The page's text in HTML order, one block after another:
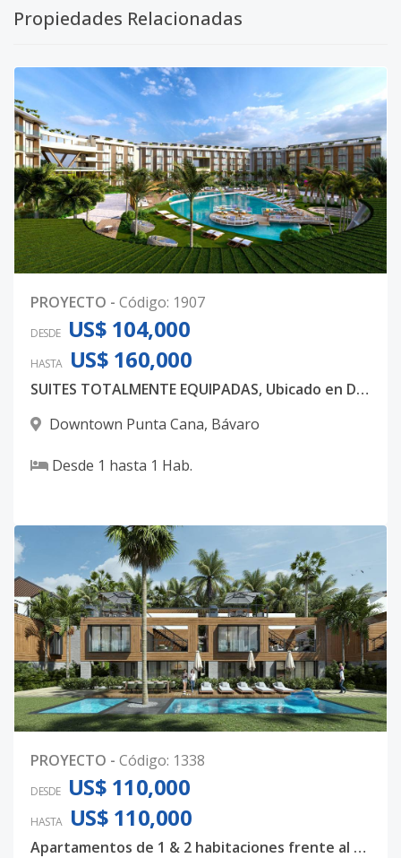
Propiedades Relacionadas
PROYECTO - Código: 1907
DESDE US$ 104,000
HASTA US$ 160,000
SUITES TOTALMENTE EQUIPADAS, Ubicado en DOWNTOWN PUNTA CANA
Downtown Punta Cana, Bávaro
Desde 1 hasta 1 Hab.
PROYECTO - Código: 1338
DESDE US$ 110,000
HASTA US$ 110,000
Apartamentos de 1 & 2 habitaciones frente al campo de Golf